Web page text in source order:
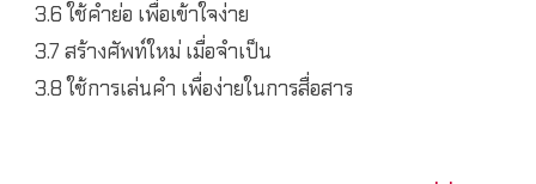
3.6 ใช้คำย่อ เพื่อเข้าใจง่าย
3.7 สร้างศัพท์ใหม่ เมื่อจำเป็น
3.8 ใช้การเล่นคำ เพื่อง่ายในการสื่อสาร